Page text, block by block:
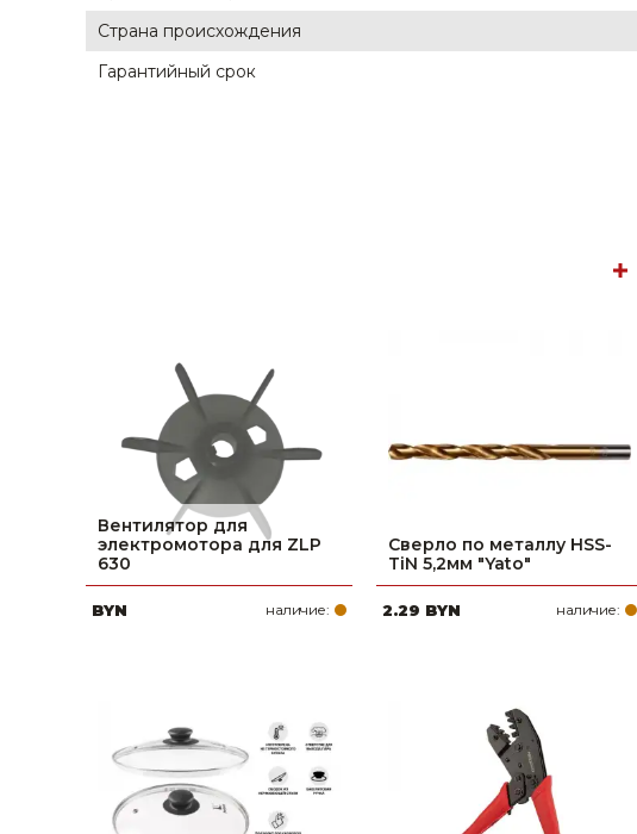
Страна происхождения
Гарантийный срок
Вентилятор для
электромотора для ZLP
630
BYN наличие:
Сверло по металлу HSS-
TiN 5,2мм "Yato"
2.29 BYN наличие: